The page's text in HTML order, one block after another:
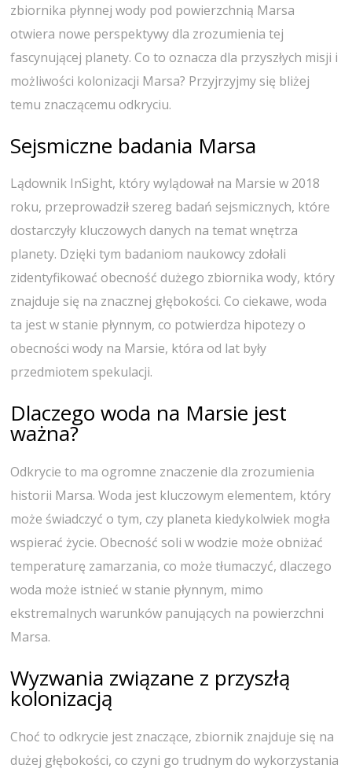
zbiornika płynnej wody pod powierzchnią Marsa
otwiera nowe perspektywy dla zrozumienia tej
fascynującej planety. Co to oznacza dla przyszłych misji i
możliwości kolonizacji Marsa? Przyjrzyjmy się bliżej
temu znaczącemu odkryciu.
Sejsmiczne badania Marsa
Lądownik InSight, który wylądował na Marsie w 2018
roku, przeprowadził szereg badań sejsmicznych, które
dostarczyły kluczowych danych na temat wnętrza
planety. Dzięki tym badaniom naukowcy zdołali
zidentyfikować obecność dużego zbiornika wody, który
znajduje się na znacznej głębokości. Co ciekawe, woda
ta jest w stanie płynnym, co potwierdza hipotezy o
obecności wody na Marsie, która od lat były
przedmiotem spekulacji.
Dlaczego woda na Marsie jest
ważna?
Odkrycie to ma ogromne znaczenie dla zrozumienia
historii Marsa. Woda jest kluczowym elementem, który
może świadczyć o tym, czy planeta kiedykolwiek mogła
wspierać życie. Obecność soli w wodzie może obniżać
temperaturę zamarzania, co może tłumaczyć, dlaczego
woda może istnieć w stanie płynnym, mimo
ekstremalnych warunków panujących na powierzchni
Marsa.
Wyzwania związane z przyszłą
kolonizacją
Choć to odkrycie jest znaczące, zbiornik znajduje się na
dużej głębokości, co czyni go trudnym do wykorzystania